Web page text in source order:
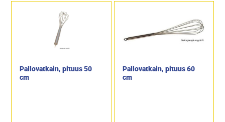
Pallovatkain, pituus 50
cm
Pallovatkain, pituus 60
cm